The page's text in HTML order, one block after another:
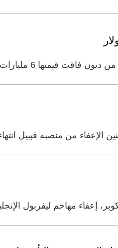
مؤكداً تعاون المملكة الكامل
الإعفاء من منصبه قببيل
إعفاء مهاجم ليفربول